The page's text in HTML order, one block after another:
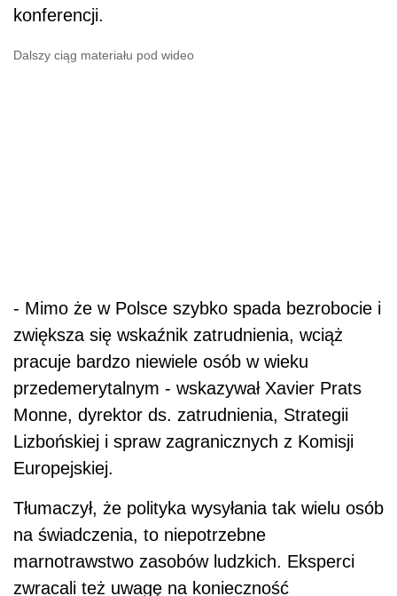
konferencji.
Dalszy ciąg materiału pod wideo
- Mimo że w Polsce szybko spada bezrobocie i
zwiększa się wskaźnik zatrudnienia, wciąż
pracuje bardzo niewiele osób w wieku
przedemerytalnym - wskazywał Xavier Prats
Monne, dyrektor ds. zatrudnienia, Strategii
Lizbońskiej i spraw zagranicznych z Komisji
Europejskiej.
Tłumaczył, że polityka wysyłania tak wielu osób
na świadczenia, to niepotrzebne
marnotrawstwo zasobów ludzkich. Eksperci
zwracali też uwagę na konieczność